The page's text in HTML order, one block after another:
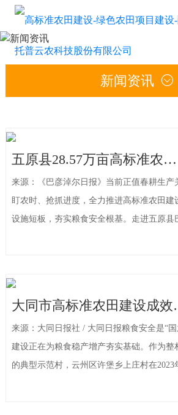
新闻资讯 
五原县28.57万亩高标准农田建设火热推进
来源：《巴彦淖尔日报》当前正值春耕生产
盯农时、抢抓进度，全力推进高标准农田建
设施短板，夯实粮食安全根基。走进五原县
建设项目16标段施工现场，只见挖掘机与
大同
来源：大同日报社 / 大同日报粮食安全是“
建设正在为粮食稳产增产夯实基础。作为整
的典型示范村，云州区许堡乡上庄村在
转、统一规划、统一建设，打破地界限制